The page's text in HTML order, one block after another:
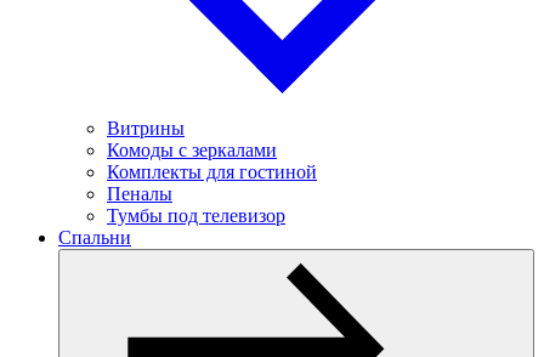
Витрины
Комоды с зеркалами
Комплекты для гостиной
Пеналы
Тумбы под телевизор
Спальни